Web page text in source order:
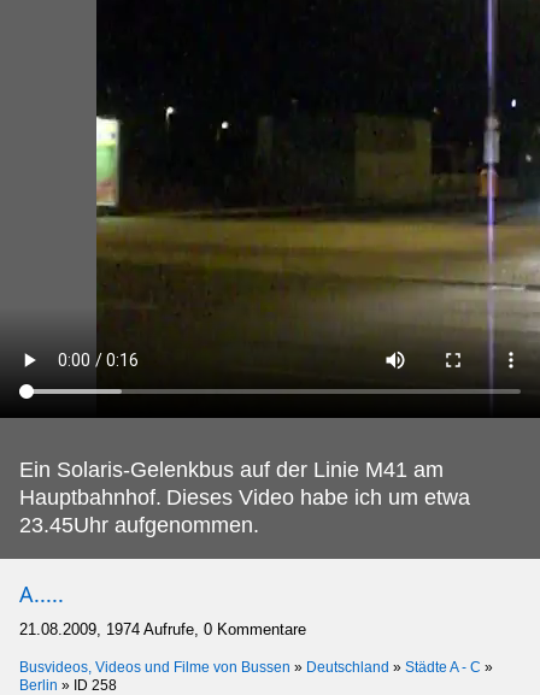
Ein Solaris-Gelenkbus auf der Linie M41 am
Hauptbahnhof. Dieses Video habe ich um etwa
23.45Uhr aufgenommen.
A.....
21.08.2009, 1974 Aufrufe, 0 Kommentare
Busvideos, Videos und Filme von Bussen » Deutschland » Städte A - C »
Berlin » ID 258